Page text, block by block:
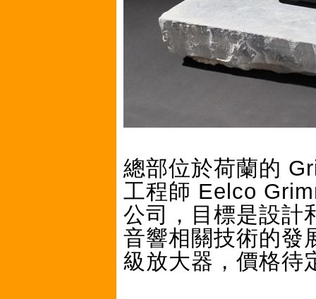
總部位於荷蘭的
工程師 Eelco
公司，目標是設計
音響相關技術的發
級放大器，價格待